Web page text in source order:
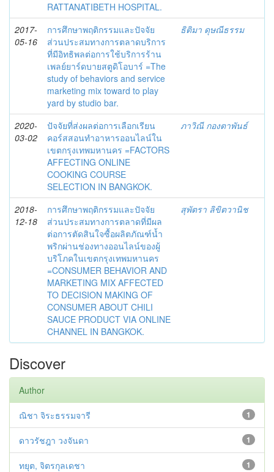
RATTANATIBETH HOSPITAL.
2017-
05-16
การศึกษาพฤติกรรมและปัจจัย
ส่วนประสมทางการตลาดบริการ
ที่มีอิทธิพลต่อการใช้บริการร้าน
เพลย์ยาร์ดบายสตูดิโอบาร์ =The
study of behaviors and service
marketing mix toward to play
yard by studio bar.
ธิติมา ดุษณีธรรม
2020-
03-02
ปัจจัยที่ส่งผลต่อการเลือกเรียน
คอร์สสอนทำอาหารออนไลน์ใน
เขตกรุงเทพมหานคร =FACTORS
AFFECTING ONLINE
COOKING COURSE
SELECTION IN BANGKOK.
ภาวิณี กองตาพันธ์
2018-
12-18
การศึกษาพฤติกรรมและปัจจัย
ส่วนประสมทางการตลาดที่มีผล
ต่อการตัดสินใจซื้อผลิตภัณฑ์น้ำ
พริกผ่านช่องทางออนไลน์ของผู้
บริโภคในเขตกรุงเทพมหานคร
=CONSUMER BEHAVIOR AND
MARKETING MIX AFFECTED
TO DECISION MAKING OF
CONSUMER ABOUT CHILI
SAUCE PRODUCT VIA ONLINE
CHANNEL IN BANGKOK.
สุพัตรา ลิขิตวานิช
Discover
Author
1
ณิชา จิระธรรมจารี
1
ดาวรัชฎา วงจันดา
1
ทยุต, จิตรกุลเดชา